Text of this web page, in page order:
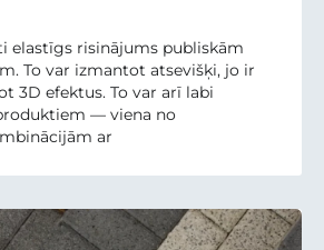
elastīgs risinājums publiskām
To var izmantot atsevišķi, jo ir
3D efektus. To var arī labi
— viena no
ar